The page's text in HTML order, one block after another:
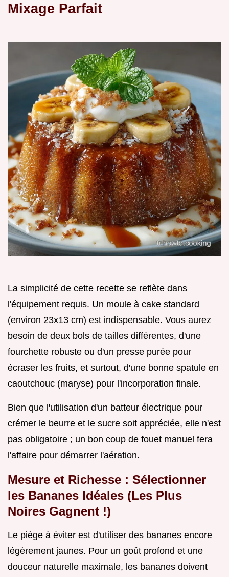
Mixage Parfait
La simplicité de cette recette se reflète dans
l'équipement requis. Un moule à cake standard
(environ 23x13 cm) est indispensable. Vous aurez
besoin de deux bols de tailles différentes, d'une
fourchette robuste ou d'un presse purée pour
écraser les fruits, et surtout, d'une bonne spatule en
caoutchouc (maryse) pour l'incorporation finale.
Bien que l'utilisation d'un batteur électrique pour
crémer le beurre et le sucre soit appréciée, elle n'est
pas obligatoire ; un bon coup de fouet manuel fera
l'affaire pour démarrer l'aération.
Mesure et Richesse : Sélectionner
les Bananes Idéales (Les Plus
Noires Gagnent !)
Le piège à éviter est d'utiliser des bananes encore
légèrement jaunes. Pour un goût profond et une
douceur naturelle maximale, les bananes doivent